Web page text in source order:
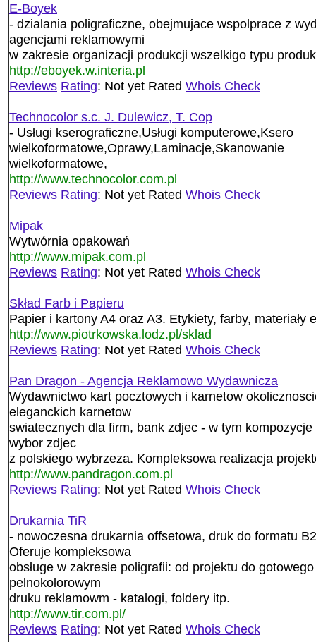
E-Boyek
- dzialania poligraficzne, obejmujace wspolprace z
agencjami reklamowymi
w zakresie organizacji produkcji wszelkigo typu
http://eboyek.w.interia.pl
Reviews Rating: Not yet Rated Whois Check
Technocolor s.c. J. Dulewicz, T. Cop
- Usługi kserograficzne,Usługi komputerowe,Ksero
wielkoformatowe,Oprawy,Laminacje,Skanowanie
wielkoformatowe,
http://www.technocolor.com.pl
Reviews Rating: Not yet Rated Whois Check
Mipak
Wytwórnia opakowań
http://www.mipak.com.pl
Reviews Rating: Not yet Rated Whois Check
Skład Farb i Papieru
Papier i kartony A4 oraz A3. Etykiety, farby, materiały
http://www.piotrkowska.lodz.pl/sklad
Reviews Rating: Not yet Rated Whois Check
Pan Dragon - Agencja Reklamowo Wydawnicza
Wydawnictwo kart pocztowych i karnetow
eleganckich karnetow
swiatecznych dla firm, bank zdjec - w tym
wybor zdjec
z polskiego wybrzeza. Kompleksowa realizacja
http://www.pandragon.com.pl
Reviews Rating: Not yet Rated Whois Check
Drukarnia TiR
- nowoczesna drukarnia offsetowa, druk do formatu
Oferuje kompleksowa
obsługe w zakresie poligrafii: od projektu do
pelnokolorowym
druku reklamowm - katalogi, foldery itp.
http://www.tir.com.pl/
Reviews Rating: Not yet Rated Whois Check